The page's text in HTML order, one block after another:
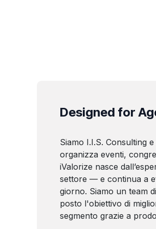
Designed for
Siamo I.I.S. Consulting
organizza eventi,
iValorize nasce
settore — e continua a
giorno. Siamo un team
posto l'obiettivo di
segmento grazie a